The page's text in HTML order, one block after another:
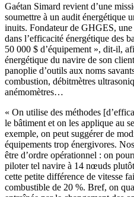
Gaétan Simard revient d’une
soumettre à un audit énergétique
inuits. Fondateur de GHGES,
dans l’efficacité énergétique des
50 000 $ d’équipement », dit-il,
énergétique du navire de son
panoplie d’outils aux noms
combustion, débitmètres
anémomètres…
« On utilise des méthodes
le bâtiment et on les applique au
exemple, on peut suggérer de
équipements trop énergivores.
être d’ordre opérationnel : on
piloter tel navire à 14 nœuds
cette petite différence de vitesse
combustible de 20 %. Bref, on